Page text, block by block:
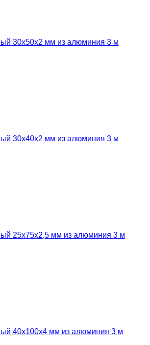
30х50х2 мм из алюминия 3 м
30х40х2 мм из алюминия 3 м
25х75х2,5 мм из алюминия 3 м
40х100х4 мм из алюминия 3 м